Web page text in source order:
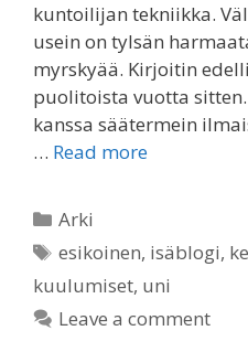
kuntoilijan tekniikka.
usein on tylsän
myrskyää. Kirjoitin
puolitoista vuotta
kanssa säätermein
… Read more
Categories
Arki
Tags
esikoinen, isäblogi,
kuulumiset, uni
Leave a comment